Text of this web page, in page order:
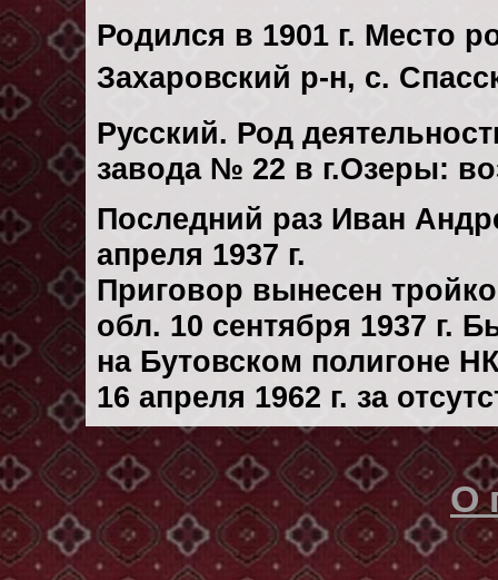
Родился в 1901 г. Место
Захаровский р-н, с.
Русский. Род
завода № 22 в г.Озеры:
Последний раз Иван
апреля 1937 г.
Приговор вынесен
обл. 10 сентября 1937 г.
на Бутовском полигоне
16 апреля 1962 г. за
О